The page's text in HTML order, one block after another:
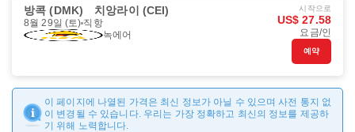
방콕 (DMK) 치앙라이 (CEI)
8월 29일 (토) 직항
녹에어
시작으로
US$ 27.58
요금/인
예약
이 페이지에 나열된 가격은 최신 정보가 아닐 수 있으며 사전 통지 없
이 변경될 수 있습니다. 우리는 가장 정확하고 최신의 정보를 제공하
기 위해 노력합니다.